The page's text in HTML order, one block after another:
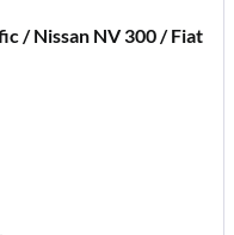
/ Nissan NV 300 / Fiat